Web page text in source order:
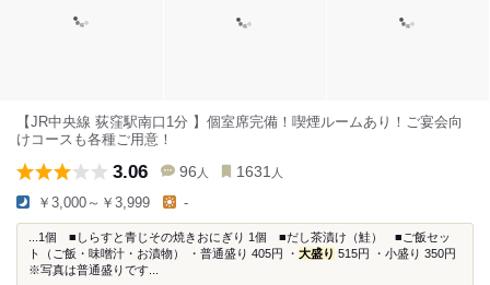
【JR中央線 荻窪駅南口1分 】個室席完備！喫煙ルームあり！ご宴会向
けコースも各種ご用意！
3.06 96 人 1631 人
￥3,000～￥3,999 -
...1個 ■しらすと青じその焼きおにぎり 1個 ■だし茶漬け（鮭） ■ご飯セッ
ト（ご飯・味噌汁・お漬物） ・普通盛り 405円 ・ 大盛り 515円 ・小盛り 350円
※写真は普通盛りです...